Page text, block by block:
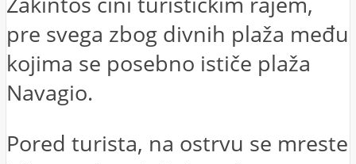
pre svega zbog divnih plaža među
kojima se posebno ističe plaža
Navagio.
Pored turista, na ostrvu se mreste